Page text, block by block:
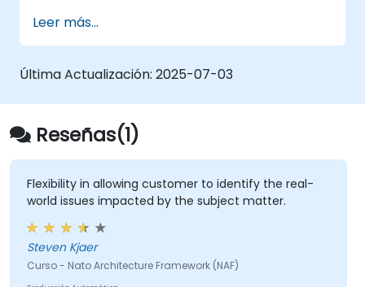
interesadas a los componentes
arquitectónicos.
Utilizar herramientas como Sparx
conformes con el NAF.
Leer más...
Última Actualización: 2025-07-03
Reseñas(1)
Flexibility in allowing customer to identify the real-
world issues impacted by the subject matter.
Steven Kjaer
Curso - Nato Architecture Framework (NAF)